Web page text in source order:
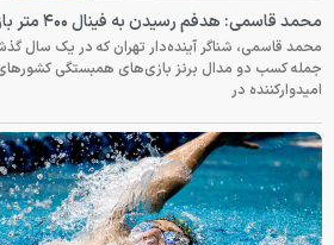
محمد قاسمی: هدفم رسیدن به فینال ۴۰۰ متر بازی‌های آسیایی ناگویاست
محمد قاسمی، شناگر آینده‌دار تهران که در یک سال
جمله کسب دو مدال برنز بازی‌های همبستگی
امیدوارکننده در